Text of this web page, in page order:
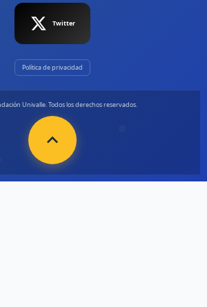
Twitter
Política de privacidad
Univalle. Todos los derechos reservados.